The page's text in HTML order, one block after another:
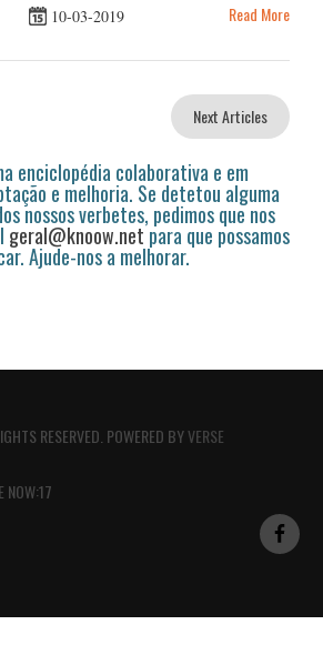
10-03-2019 Read More
Next Articles
enciclopédia colaborativa e em
e melhoria. Se detetou alguma
nossos verbetes, pedimos que nos
geral@knoow.netpara que possamos
Ajude-nos a melhorar.
RESERVED. POWERED BYVERSE
NOW:17